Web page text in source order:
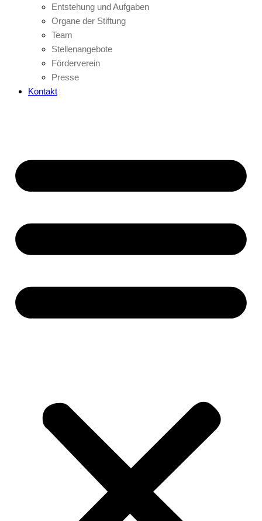
Entstehung und Aufgaben
Organe der Stiftung
Team
Stellenangebote
Förderverein
Presse
Kontakt